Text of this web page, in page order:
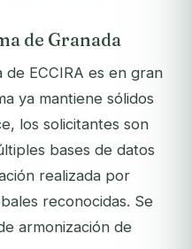
de Granada
de ECCIRA es en gran
ya mantiene sólidos
los solicitantes son
bases de datos
realizada por
reconocidas. Se
armonización de